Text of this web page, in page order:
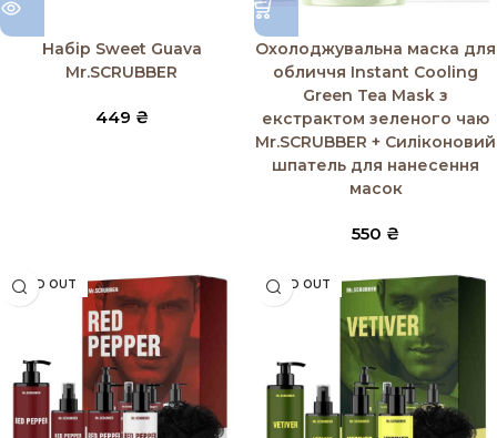
Набір Sweet Guava
Mr.SCRUBBER
449 ₴
Охолоджувальна маска для
обличчя Instant Cooling
Green Tea Mask з
екстрактом зеленого чаю
Mr.SCRUBBER + Силіконовий
шпатель для нанесення
масок
550 ₴
SOLD OUT SOLD OUT